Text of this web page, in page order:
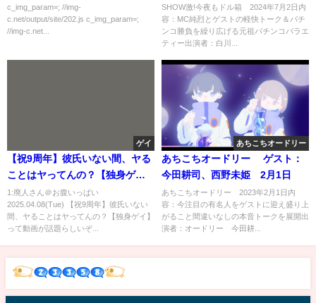
c_img_param=; //img-
c.net/output/site/202.js c_img_param=;
//img-c.net...
ィニティ 7月2日
SHОW激!今夜もドル箱 2024年7月2日内
容：MC純烈とゲストの軽快トーク＆パチ
ンコ勝負を繰り広げる元祖パチンコバラエ
ティー出演者：白川...
ゲイ
【祝9周年】彼氏いない間、ヤる
ことはヤってんの？【独身ゲ
イ】
1:廃人さん＠お腹いっぱい
2025.04.08(Tue) 【祝9周年】彼氏いない
間、ヤることはヤってんの？【独身ゲイ】
って動画が話題らしいぞ...
あちこちオードリー
あちこちオードリー ゲスト：
今田耕司、西野未姫 2月1日
あちこちオードリー 2023年2月1日内
容：今注目の有名人をゲストに迎え盛り上
がること間違いなしの本音トークを展開出
演者：オードリー 今田耕...